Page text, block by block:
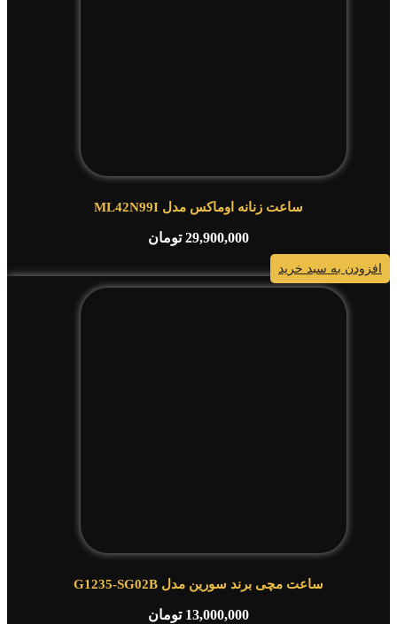
ساعت زنانه اوماکس مدل ML42N99I
29,900,000 تومان
افزودن به سبد خرید
ساعت مچی برند سورین مدل G1235-SG02B
13,000,000 تومان